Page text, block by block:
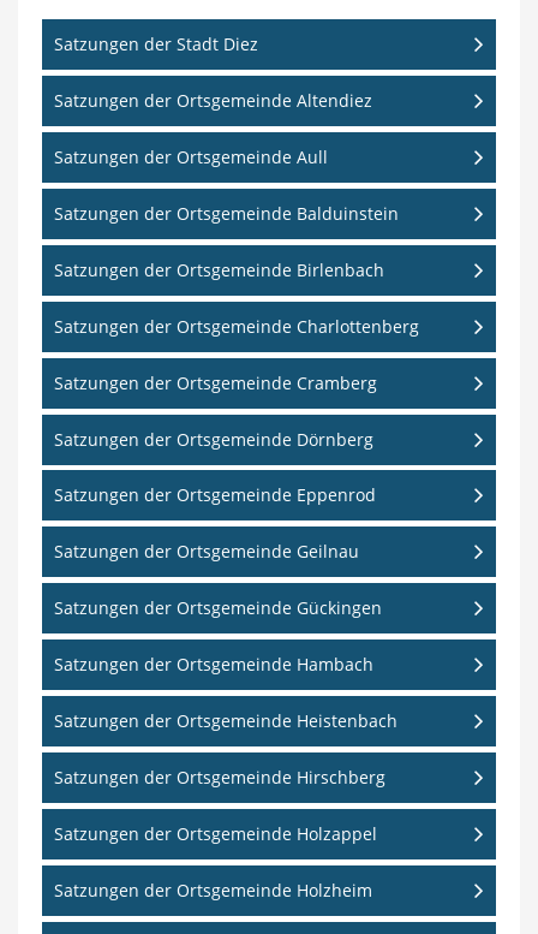
Satzungen der Stadt Diez
Satzungen der Ortsgemeinde Altendiez
Satzungen der Ortsgemeinde Aull
Satzungen der Ortsgemeinde Balduinstein
Satzungen der Ortsgemeinde Birlenbach
Satzungen der Ortsgemeinde Charlottenberg
Satzungen der Ortsgemeinde Cramberg
Satzungen der Ortsgemeinde Dörnberg
Satzungen der Ortsgemeinde Eppenrod
Satzungen der Ortsgemeinde Geilnau
Satzungen der Ortsgemeinde Gückingen
Satzungen der Ortsgemeinde Hambach
Satzungen der Ortsgemeinde Heistenbach
Satzungen der Ortsgemeinde Hirschberg
Satzungen der Ortsgemeinde Holzappel
Satzungen der Ortsgemeinde Holzheim